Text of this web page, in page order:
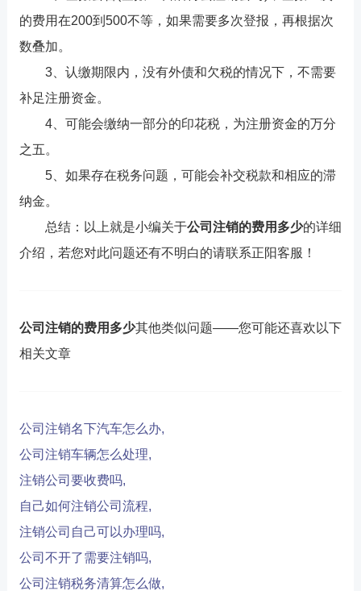
的费用在200到500不等，如果需要多次登报，再根据次
数叠加。
3、认缴期限内，没有外债和欠税的情况下，不需要
补足注册资金。
4、可能会缴纳一部分的印花税，为注册资金的万分
之五。
5、如果存在税务问题，可能会补交税款和相应的滞
纳金。
总结：以上就是小编关于公司注销的费用多少的详细
介绍，若您对此问题还有不明白的请联系正阳客服！
公司注销的费用多少其他类似问题——您可能还喜欢以下
相关文章
公司注销名下汽车怎么办,
公司注销车辆怎么处理,
注销公司要收费吗,
自己如何注销公司流程,
注销公司自己可以办理吗,
公司不开了需要注销吗,
公司注销税务清算怎么做,